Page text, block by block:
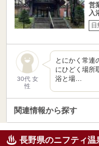
営
入
日
30代 女
性
とにかく常連
にひどく場所
浴と場…
関連情報から探す
長野県のニフティ温